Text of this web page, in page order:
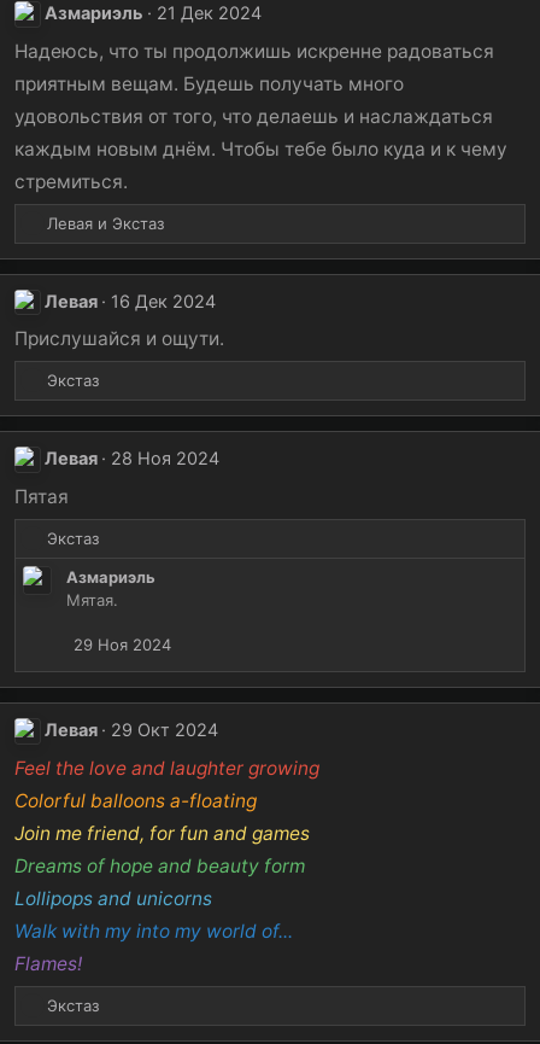
ц
и
:
Азмариэль 21 Дек 2024
Надеюсь, что ты продолжишь искренне радоваться
приятным вещам. Будешь получать много
удовольствия от того, что делаешь и наслаждаться
каждым новым днём. Чтобы тебе было куда и к чему
стремиться.
Р
е
к
ц
и
и
:
Левая и Экстаз
Левая 16 Дек 2024
Прислушайся и ощути.
Р
е
к
ц
и
и
:
Экстаз
Левая 28 Ноя 2024
Пятая
Р
и
Экстаз
Азмариэль
Мятая.
29 Ноя 2024
Левая 29 Окт 2024
Feel the love and laughter growing
Colorful balloons a-floating
Join me friend, for fun and games
Dreams of hope and beauty form
Lollipops and unicorns
Walk with my into my world of...
Flames!
Р
е
Экстаз